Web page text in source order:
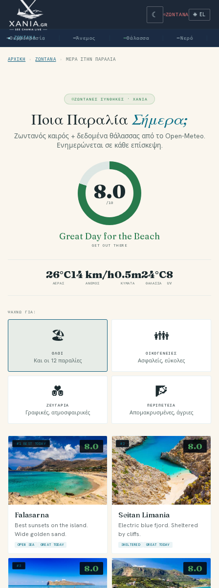
☾ ΖΩΝΤΑΝΆ 🌐 EL
● ΖΩΝΤΑΝΆ
—Θερμοκρασία —Άνεμος —Θάλασσα —Νερό
ΑΡΧΙΚΉ › ΖΩΝΤΑΝΆ › ΜΈΡΑ ΣΤΗΝ ΠΑΡΑΛΊΑ
ΖΩΝΤΑΝΈΣ ΣΥΝΘΉΚΕΣ · ΧΑΝΙΆ
Ποια Παραλία Σήμερα;
Ζωντανός καιρός + δεδομένα θάλασσας από το Open-Meteo.
Ενημερώνεται σε κάθε επίσκεψη.
8.0
/10
Great Day for the Beach
GET OUT THERE
26°C
ΑΈΡΑΣ
14 km/h
ΆΝΕΜΟΣ
0.5m
ΚΎΜΑΤΑ
24°C
ΘΆΛΑΣΣΑ
8
UV
ΨΆΧΝΩ ΓΙΑ:
🏖
ΌΛΟΙ
Και οι 12 παραλίες
👪
ΟΙΚΟΓΈΝΕΙΕΣ
Ασφαλείς, εύκολες
💑
ΖΕΥΓΆΡΙΑ
Γραφικές, ατμοσφαιρικές
🧗
ΠΕΡΙΠΈΤΕΙΑ
Απομακρυσμένες, άγριες
#1 BEST TODAY 8.0
Falasarna
Best sunsets on the island.
Wide golden sand.
OPEN SEA GREAT TODAY
#2 8.0
Seitan Limania
Electric blue fjord. Sheltered
by cliffs.
SHELTERED GREAT TODAY
#3 8.0 8.0